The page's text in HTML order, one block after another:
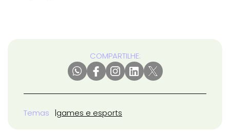
COMPARTILHE:
Temas games e esports